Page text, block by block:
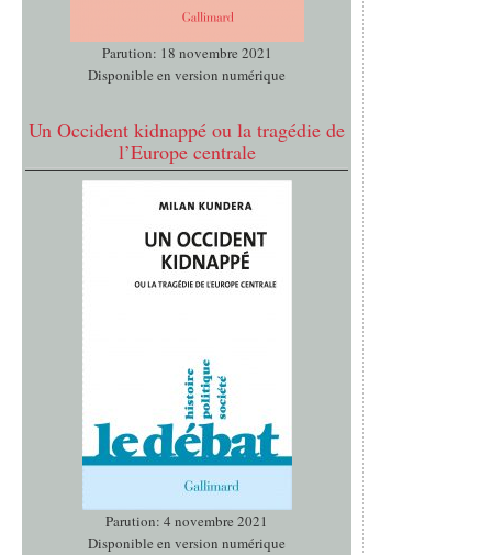
Parution: 18 novembre 2021
Disponible en version numérique
Un Occident kidnappé ou la tragédie de
l’Europe centrale
Parution: 4 novembre 2021
Disponible en version numérique